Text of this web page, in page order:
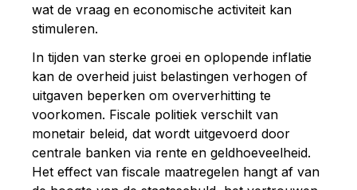
wat de vraag en economische activiteit kan
stimuleren.
In tijden van sterke groei en oplopende inflatie
kan de overheid juist belastingen verhogen of
uitgaven beperken om oververhitting te
voorkomen. Fiscale politiek verschilt van
monetair beleid, dat wordt uitgevoerd door
centrale banken via rente en geldhoeveelheid.
Het effect van fiscale maatregelen hangt af van